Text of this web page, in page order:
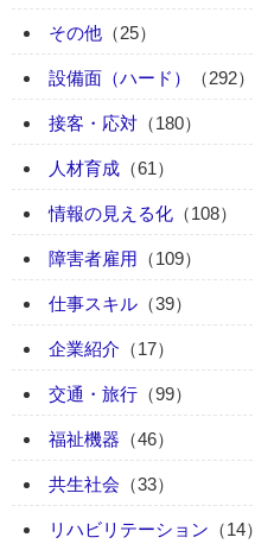
その他 （25）
設備面（ハード） （292）
接客・応対 （180）
人材育成 （61）
情報の見える化 （108）
障害者雇用 （109）
仕事スキル （39）
企業紹介 （17）
交通・旅行 （99）
福祉機器 （46）
共生社会 （33）
リハビリテーション （14）